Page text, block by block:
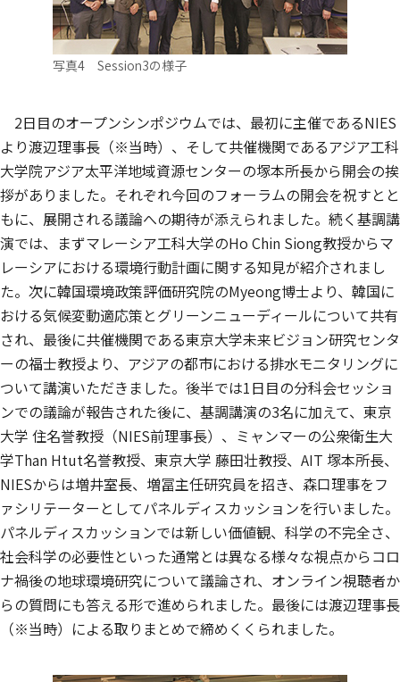
写真4 Session3の様子
2日目のオープンシンポジウムでは、最初に主催であるNIES
より渡辺理事長（※当時）、そして共催機関であるアジア工科
大学院アジア太平洋地域資源センターの塚本所長から開会の挨
拶がありました。それぞれ今回のフォーラムの開会を祝すとと
もに、展開される議論への期待が添えられました。続く基調講
演では、まずマレーシア工科大学のHo Chin Siong教授からマ
レーシアにおける環境行動計画に関する知見が紹介されまし
た。次に韓国環境政策評価研究院のMyeong博士より、韓国に
おける気候変動適応策とグリーンニューディールについて共有
され、最後に共催機関である東京大学未来ビジョン研究センタ
ーの福士教授より、アジアの都市における排水モニタリングに
ついて講演いただきました。後半では1日目の分科会セッショ
ンでの議論が報告された後に、基調講演の3名に加えて、東京
大学 住名誉教授（NIES前理事長）、ミャンマーの公衆衛生大
学Than Htut名誉教授、東京大学 藤田壮教授、AIT 塚本所長、
NIESからは増井室長、増冨主任研究員を招き、森口理事をフ
ァシリテーターとしてパネルディスカッションを行いました。
パネルディスカッションでは新しい価値観、科学の不完全さ、
社会科学の必要性といった通常とは異なる様々な視点からコロ
ナ禍後の地球環境研究について議論され、オンライン視聴者か
らの質問にも答える形で進められました。最後には渡辺理事長
（※当時）による取りまとめで締めくくられました。